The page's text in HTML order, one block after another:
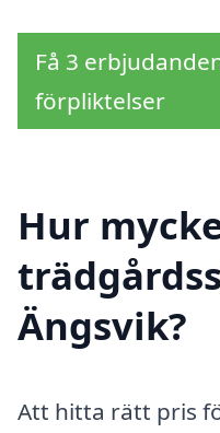
Få 3
förpliktelser
Hur
Ängsvik?
Att hitta rätt pris